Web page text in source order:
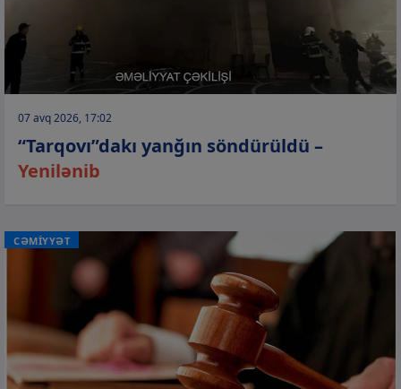
07 avq 2026, 17:02
“Tarqovı”dakı yanğın söndürüldü –
Yenilənib
CƏMİYYƏT